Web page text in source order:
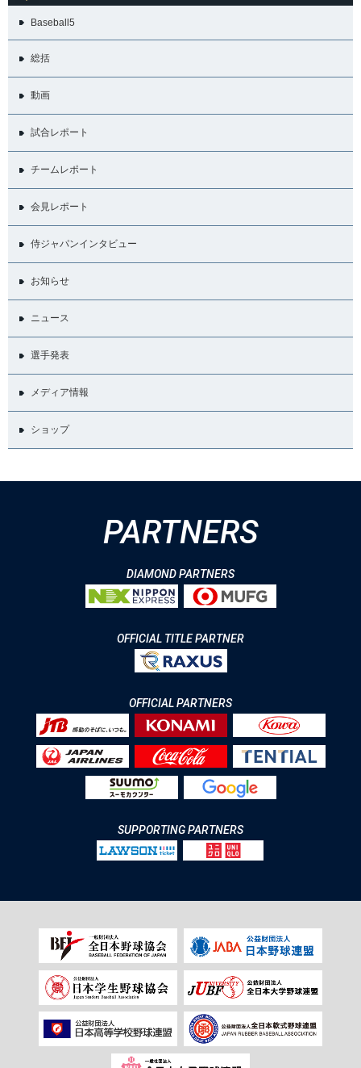
Baseball5
総括
動画
試合レポート
チームレポート
会見レポート
侍ジャパンインタビュー
お知らせ
ニュース
選手発表
メディア情報
ショップ
PARTNERS
DIAMOND PARTNERS
OFFICIAL TITLE PARTNER
OFFICIAL PARTNERS
SUPPORTING PARTNERS